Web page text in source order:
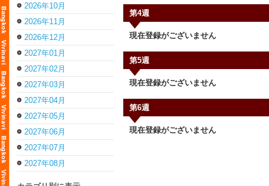
2026年10月
2026年11月
2026年12月
2027年01月
2027年02月
2027年03月
2027年04月
2027年05月
2027年06月
2027年07月
2027年08月
第4週
現在登録がございません
第5週
現在登録がございません
第6週
現在登録がございません